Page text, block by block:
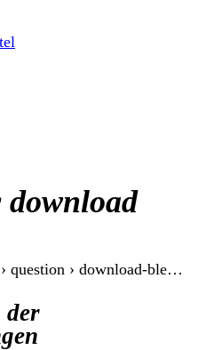
download
question › download-ble…
der